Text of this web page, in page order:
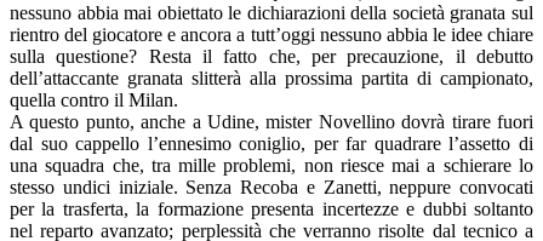
nessuno abbia mai obiettato le dichiarazioni della società granata sul
rientro del giocatore e ancora a tutt’oggi nessuno abbia le idee chiare
sulla questione? Resta il fatto che, per precauzione, il debutto
dell’attaccante granata slitterà alla prossima partita di campionato,
quella contro il Milan.
A questo punto, anche a Udine, mister Novellino dovrà tirare fuori
dal suo cappello l’ennesimo coniglio, per far quadrare l’assetto di
una squadra che, tra mille problemi, non riesce mai a schierare lo
stesso undici iniziale. Senza Recoba e Zanetti, neppure convocati
per la trasferta, la formazione presenta incertezze e dubbi soltanto
nel reparto avanzato; perplessità che verranno risolte dal tecnico a